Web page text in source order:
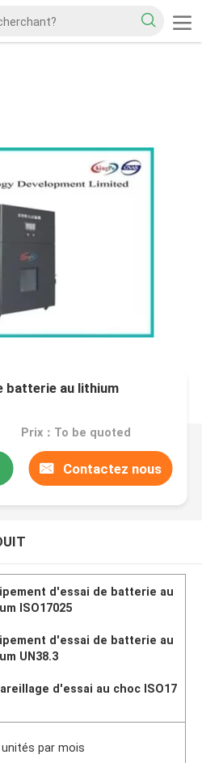
batterie au lithium
Prix：To be quoted
Contactez nous
d'essai de batterie au
ISO17025
d'essai de batterie au
UN38.3
d'essai au choc ISO17
par mois